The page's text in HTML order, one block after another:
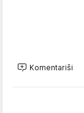
Komentariši